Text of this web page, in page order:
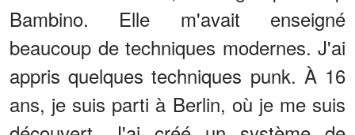
Bambino. Elle m'avait enseigné
beaucoup de techniques modernes. J'ai
appris quelques techniques punk. À 16
ans, je suis parti à Berlin, où je me suis